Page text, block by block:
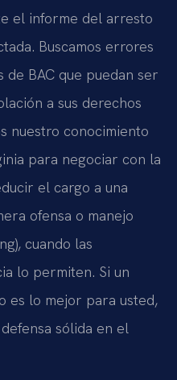
el informe del arresto
Buscamos errores
BAC que puedan ser
a sus derechos
nuestro conocimiento
para negociar con la
el cargo a una
ofensa o manejo
cuando las
lo permiten. Si un
es lo mejor para usted,
sólida en el